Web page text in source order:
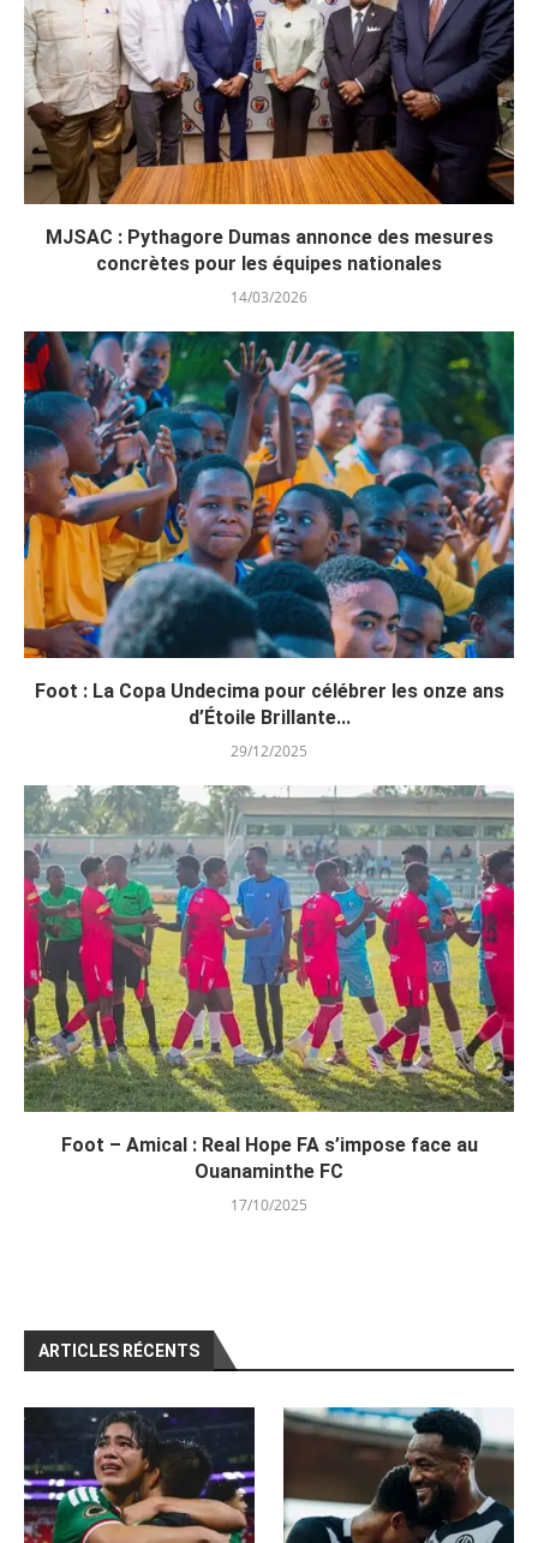
MJSAC : Pythagore Dumas annonce des mesures
concrètes pour les équipes nationales
14/03/2026
Foot : La Copa Undecima pour célébrer les onze ans
d’Étoile Brillante...
29/12/2025
Foot – Amical : Real Hope FA s’impose face au
Ouanaminthe FC
17/10/2025
ARTICLES RÉCENTS